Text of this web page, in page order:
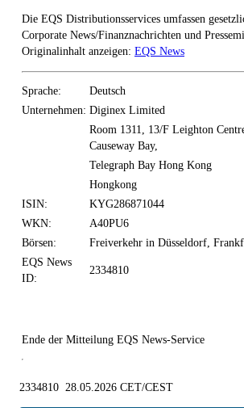
Die EQS Distributionsservices umfassen
Corporate News/Finanznachrichten und
Originalinhalt anzeigen: EQS News
Sprache:
Deutsch
Unternehmen: Diginex Limited
Room 1311, 13/F Leighton
Causeway Bay,
Telegraph Bay Hong Kong
Hongkong
ISIN:
KYG286871044
WKN:
A40PU6
Börsen:
Freiverkehr in Düsseldorf,
EQS News
ID:
2334810
Ende der Mitteilung EQS News-Service
2334810 28.05.2026 CET/CEST